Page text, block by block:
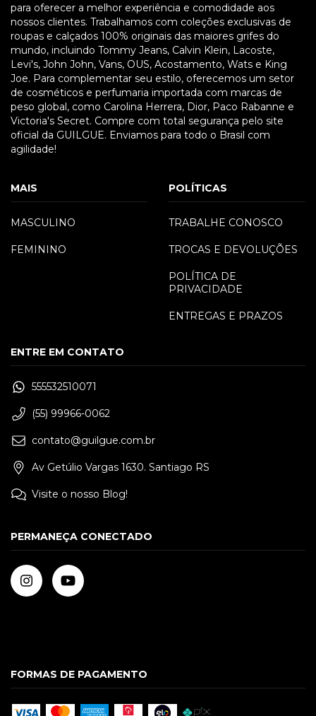
para oferecer a melhor experiência e comodidade aos
nossos clientes. Trabalhamos com coleções exclusivas de
roupas e calçados 100% originais das maiores grifes do
mundo, incluindo Tommy Jeans, Calvin Klein, Lacoste,
Levi's, John John, Vans, OUS, Acostamento, Wats e King
Joe. Para complementar seu estilo, oferecemos um setor
de cosméticos e perfumaria importada com marcas de
peso global, como Carolina Herrera, Dior, Paco Rabanne e
Victoria's Secret. Compre com total segurança pelo site
oficial da GUILGUE. Enviamos para todo o Brasil com
agilidade!
MAIS
MASCULINO
FEMININO
POLÍTICAS
TRABALHE CONOSCO
TROCAS E DEVOLUÇÕES
POLÍTICA DE
PRIVACIDADE
ENTREGAS E PRAZOS
ENTRE EM CONTATO
555532510071
(55) 99966-0062
contato@guilgue.com.br
Av Getúlio Vargas 1630. Santiago RS
Visite o nosso Blog!
PERMANEÇA CONECTADO
FORMAS DE PAGAMENTO